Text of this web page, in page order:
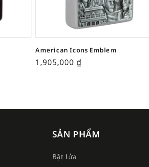
American Icons Emblem
1,905,000 ₫
SẢN PHẨM
Bật lửa